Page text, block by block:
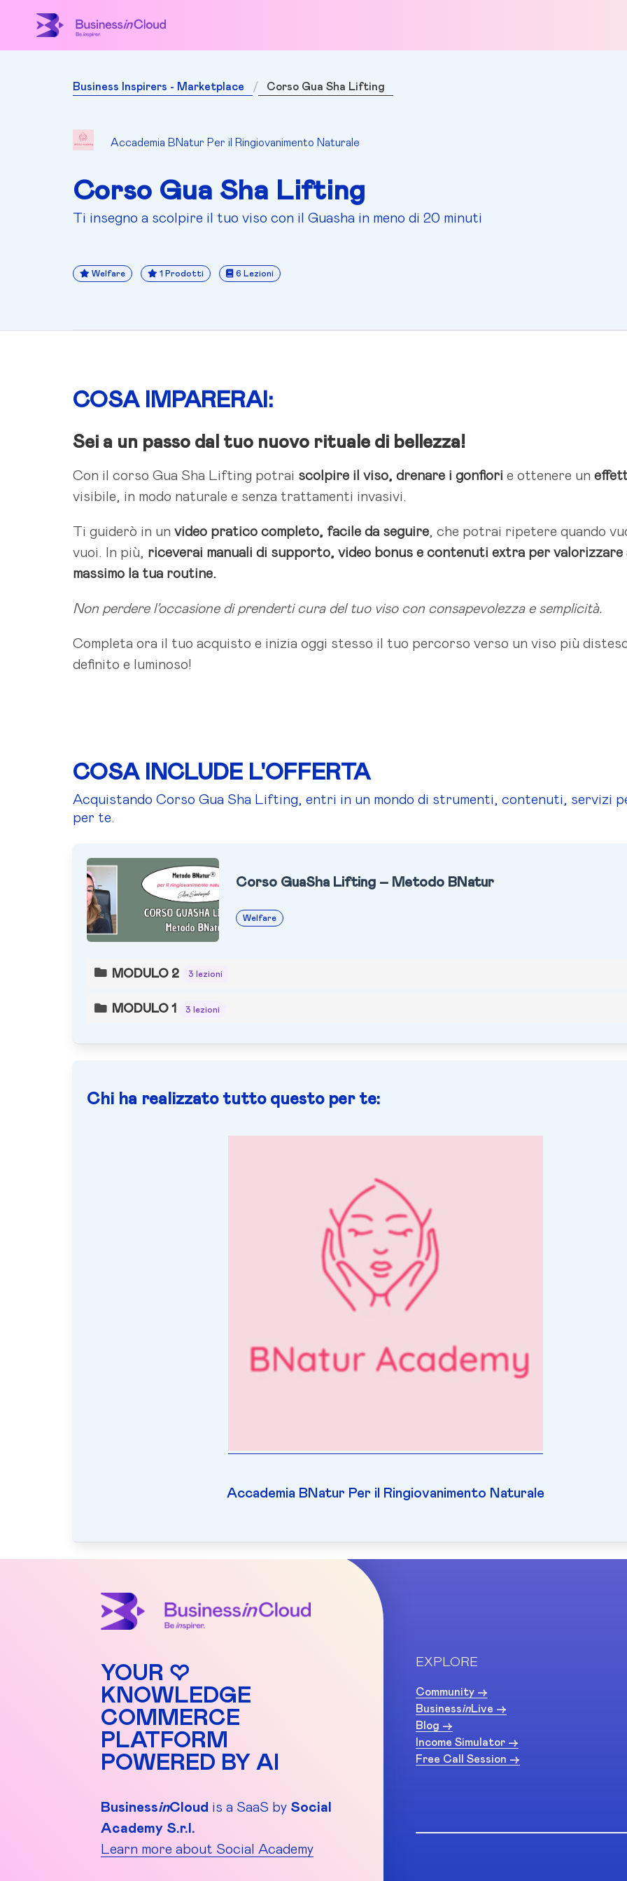
Business Inspirers - Marketplace Corso Gua Sha Lifting
Accademia BNatur Per il Ringiovanimento Naturale
Corso Gua Sha Lifting
Ti insegno a scolpire il tuo viso con il Guasha in meno di 20 minuti
Welfare 1 Prodotti 6 Lezioni
COSA IMPARERAI:
Sei a un passo dal tuo nuovo rituale di bellezza!
Con il corso Gua Sha Lifting potrai scolpire il viso, drenare i gonfiori e ottenere un
visibile, in modo naturale e senza trattamenti invasivi.
Ti guiderò in un video pratico completo, facile da seguire, che potrai ripetere quando
vuoi. In più, riceverai manuali di supporto, video bonus e contenuti extra per valorizzare
massimo la tua routine.
Non perdere l’occasione di prenderti cura del tuo viso con consapevolezza e semplicità.
Completa ora il tuo acquisto e inizia oggi stesso il tuo percorso verso un viso più
definito e luminoso!
COSA INCLUDE L'OFFERTA
Acquistando Corso Gua Sha Lifting, entri in un mondo di strumenti, contenuti, servizi
per te.
Corso GuaSha Lifting – Metodo BNatur
Welfare
MODULO 2 3 lezioni
MODULO 1 3 lezioni
Chi ha realizzato tutto questo per te:
Accademia BNatur Per il Ringiovanimento Naturale
YOUR ♡
KNOWLEDGE
COMMERCE
PLATFORM
POWERED BY AI
BusinessinCloud is a SaaS by Social
Academy S.r.l.
Learn more about Social Academy
EXPLORE
Community ->
BusinessinLive ->
Blog ->
Income Simulator ->
Free Call Session ->